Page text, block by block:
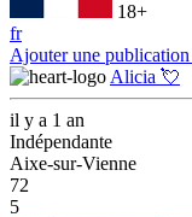
18+
fr
Ajouter une publication
Alicia 💘
il y a 1 an
Indépendante
Aixe-sur-Vienne
72
5